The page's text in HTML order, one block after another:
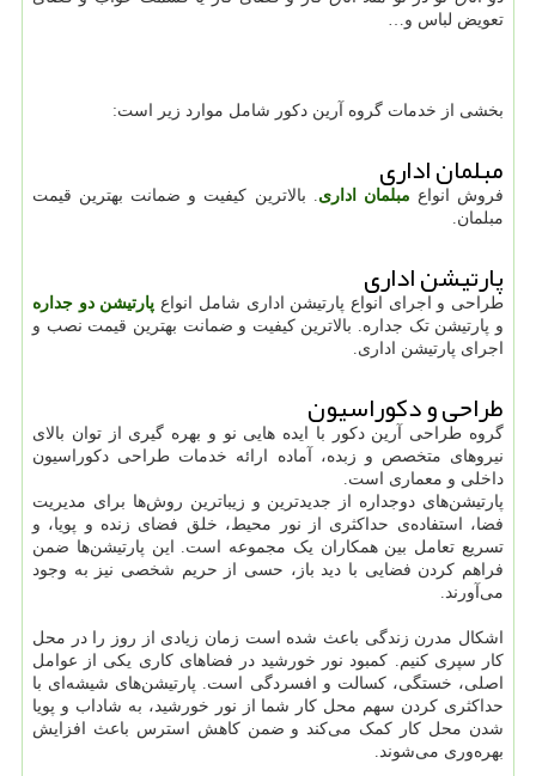
تعویض لباس و…
بخشی از خدمات گروه آرین دکور شامل موارد زیر است:
مبلمان اداری
فروش انواع مبلمان اداری . بالاترین کیفیت و ضمانت بهترین قیمت
مبلمان.
پارتیشن اداری
طراحی و اجرای انواع پارتیشن اداری شامل انواع پارتیشن دو جداره
و پارتیشن تک جداره. بالاترین کیفیت و ضمانت بهترین قیمت نصب و
اجرای پارتیشن اداری.
طراحی و دکوراسیون
گروه طراحی آرین دکور با ایده هایی نو و بهره گیری از توان بالای
نیروهای متخصص و زبده، آماده ارائه خدمات طراحی دکوراسیون
داخلی و معماری است.
پارتیشن‌های دوجداره از جدیدترین و زیباترین روش‌ها برای مدیریت
فضا، استفاده‌ی حداکثری از نور محیط، خلق فضای زنده و پویا، و
تسریع تعامل بین همکاران یک مجموعه است. این پارتیشن‌ها ضمن
فراهم کردن فضایی با دید باز، حسی از حریم شخصی نیز به وجود
می‌آورند.
اشکال مدرن زندگی باعث شده است زمان زیادی از روز را در محل
کار سپری کنیم. کمبود نور خورشید در فضاهای کاری یکی از عوامل
اصلی، خستگی، کسالت و افسردگی است. پارتیشن‌های شیشه‌ای با
حداکثری کردن سهم محل کار شما از نور خورشید، به شاداب و پویا
شدن محل کار کمک می‌کند و ضمن کاهش استرس باعث افزایش
بهره‌وری می‌شوند.